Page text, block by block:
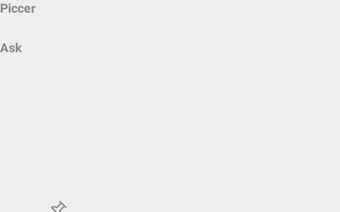
Piccer
Ask